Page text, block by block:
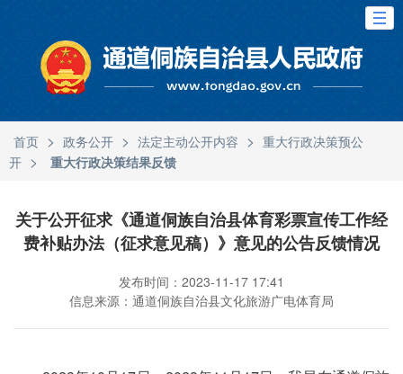
首页 > 政务公开 > 法定主动公开内容 > 重大行政决策预公
开 > 重大行政决策结果反馈
关于公开征求《通道侗族自治县体育彩票宣传工作经
费补贴办法（征求意见稿）》意见的公告反馈情况
发布时间：2023-11-17 17:41
信息来源：通道侗族自治县文化旅游广电体育局